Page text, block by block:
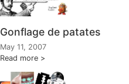
Gonflage de patates
May 11, 2007
Read more